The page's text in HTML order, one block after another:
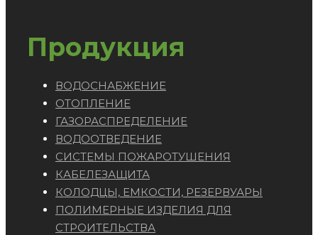
Продукция
ВОДОСНАБЖЕНИЕ
ОТОПЛЕНИЕ
ГАЗОРАСПРЕДЕЛЕНИЕ
ВОДООТВЕДЕНИЕ
СИСТЕМЫ ПОЖАРОТУШЕНИЯ
КАБЕЛЕЗАЩИТА
КОЛОДЦЫ, ЕМКОСТИ, РЕЗЕРВУАРЫ
ПОЛИМЕРНЫЕ ИЗДЕЛИЯ ДЛЯ
СТРОИТЕЛЬСТВА